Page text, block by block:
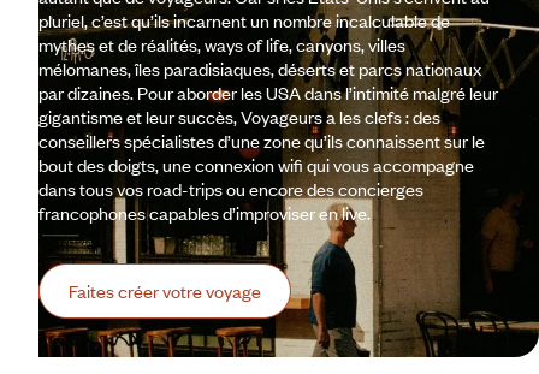
pluriel, c’est qu’ils incarnent un nombre incalculable de
mythes et de réalités, ways of life, canyons, villes
mélomanes, îles paradisiaques, déserts et parcs nationaux
par dizaines. Pour aborder les USA dans l’intimité malgré leur
gigantisme et leur succès, Voyageurs a les clefs : des
conseillers spécialistes d’une zone qu’ils connaissent sur le
bout des doigts, une connexion wifi qui vous accompagne
dans tous vos road-trips ou encore des concierges
francophones capables d’improviser en live.
Faites créer votre voyage